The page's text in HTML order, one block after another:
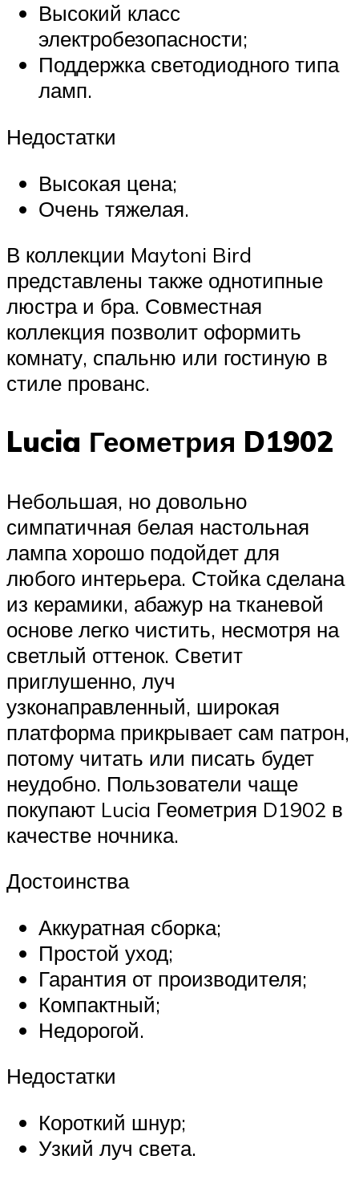
Высокий класс
электробезопасности;
Поддержка светодиодного типа
ламп.
Недостатки
Высокая цена;
Очень тяжелая.
В коллекции Maytoni Bird
представлены также однотипные
люстра и бра. Совместная
коллекция позволит оформить
комнату, спальню или гостиную в
стиле прованс.
Lucia Геометрия D1902
Небольшая, но довольно
симпатичная белая настольная
лампа хорошо подойдет для
любого интерьера. Стойка сделана
из керамики, абажур на тканевой
основе легко чистить, несмотря на
светлый оттенок. Светит
приглушенно, луч
узконаправленный, широкая
платформа прикрывает сам патрон,
потому читать или писать будет
неудобно. Пользователи чаще
покупают Lucia Геометрия D1902 в
качестве ночника.
Достоинства
Аккуратная сборка;
Простой уход;
Гарантия от производителя;
Компактный;
Недорогой.
Недостатки
Короткий шнур;
Узкий луч света.